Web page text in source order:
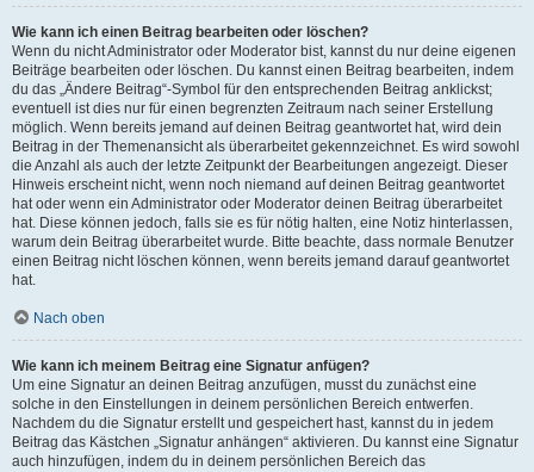
Wie kann ich einen Beitrag bearbeiten oder löschen?
Wenn du nicht Administrator oder Moderator bist, kannst du nur deine eigenen
Beiträge bearbeiten oder löschen. Du kannst einen Beitrag bearbeiten, indem
du das „Ändere Beitrag“-Symbol für den entsprechenden Beitrag anklickst;
eventuell ist dies nur für einen begrenzten Zeitraum nach seiner Erstellung
möglich. Wenn bereits jemand auf deinen Beitrag geantwortet hat, wird dein
Beitrag in der Themenansicht als überarbeitet gekennzeichnet. Es wird sowohl
die Anzahl als auch der letzte Zeitpunkt der Bearbeitungen angezeigt. Dieser
Hinweis erscheint nicht, wenn noch niemand auf deinen Beitrag geantwortet
hat oder wenn ein Administrator oder Moderator deinen Beitrag überarbeitet
hat. Diese können jedoch, falls sie es für nötig halten, eine Notiz hinterlassen,
warum dein Beitrag überarbeitet wurde. Bitte beachte, dass normale Benutzer
einen Beitrag nicht löschen können, wenn bereits jemand darauf geantwortet
hat.
Nach oben
Wie kann ich meinem Beitrag eine Signatur anfügen?
Um eine Signatur an deinen Beitrag anzufügen, musst du zunächst eine
solche in den Einstellungen in deinem persönlichen Bereich entwerfen.
Nachdem du die Signatur erstellt und gespeichert hast, kannst du in jedem
Beitrag das Kästchen „Signatur anhängen“ aktivieren. Du kannst eine Signatur
auch hinzufügen, indem du in deinem persönlichen Bereich das